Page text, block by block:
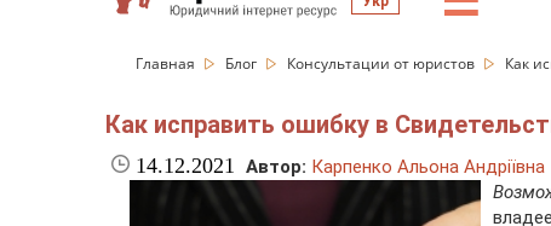
Главная Блог Консультации от юристов Как
Как исправить ошибку в
14.12.2021 Автор: Карпенко Альона Андріївна